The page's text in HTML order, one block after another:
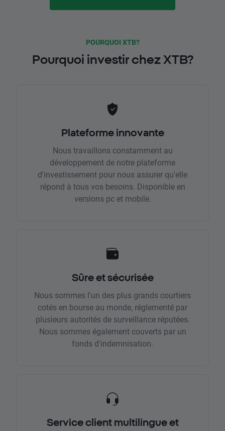
POURQUOI XTB?
Pourquoi investir chez XTB?
Plateforme innovante
Nous travaillons constamment au
développement de notre plateforme
d'investissement pour nous assurer qu'elle
répond à tous vos besoins. Disponible en
versions pc et mobile.
Sûre et sécurisée
Nous sommes l'un des plus grands courtiers
cotés en bourse au monde, réglementé par
plusieurs autorités de surveillance réputées.
Nous sommes également couverts par un
fonds d'indemnisation.
Service client multilingue et